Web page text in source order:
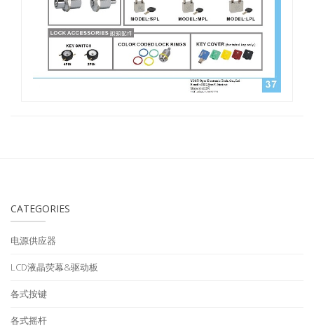
CATEGORIES
电源供应器
LCD液晶荧幕&驱动板
各式按键
各式摇杆